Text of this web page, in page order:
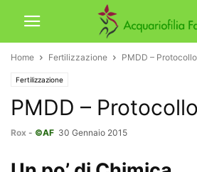
Home Fertilizzazione PMDD –
Fertilizzazione
PMDD –
Rox - ©AF 30 Gennaio 2015